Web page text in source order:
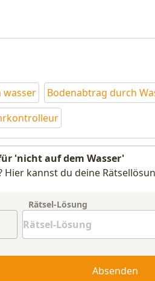
wasser Bodenabtrag durch
'nicht auf dem Wasser'
kannst du deine
Rätsel-Lösung
Absenden